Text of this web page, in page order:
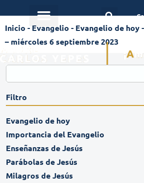
Inicio - Evangelio - Evangelio de hoy-
– miércoles 6 septiembre 2023
Filtro
Evangelio de hoy
Importancia del Evangelio
Enseñanzas de Jesús
Parábolas de Jesús
Milagros de Jesús